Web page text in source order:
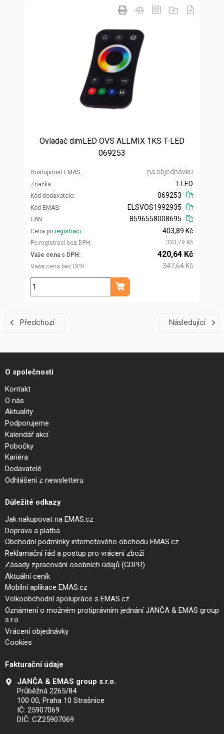
Ovladač dimLED OVS ALLMIX 1KS T-LED
069253
Dostupnost EMAS na objednávku
Značka
Kód dodavatele
T-LED
069253
Kód EMAS
EAN
ELSVOS1992935
8596558008695
Cena po registraci
Po registraci bez DPH
403,89 Kč
333,79 Kč
Vaše cena s DPH
Vaše cena bez DPH
420,64 Kč
347,64 Kč
ks
Přidat do košíku
Předchozí Následující
O společnosti
Kontakt
O nás
Aktuality
Podporujeme
Kalendář akcí
Pobočky
Kariéra
Dodavatelé
Odhlášení z newsletteru
Důležité odkazy
Jak nakupovat na EMAS.cz
Doprava a platba
Obchodní podmínky internetového obchodu EMAS.cz
Reklamační řád a postup pro vrácení zboží
Zásady zpracování osobních údajů (GDPR)
Aktuální ceník
Mobilní aplikace EMAS.cz
Velkoobchodní spolupráce s EMAS.cz
Oznámení o možném protiprávním jednání JANČA & EMAS group
s.r.o.
Vrácení objednávky
Cookies
Fakturační údaje
JANČA & EMAS group s.r.o.
Průběžná 2265/84
100 00, Praha 10 Strašnice
IČ: 25907069
DIČ: CZ25907069